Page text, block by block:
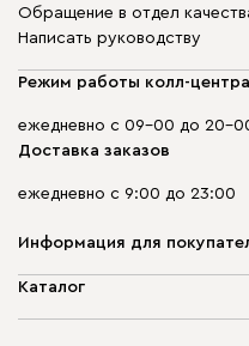
Обращение в отдел
Написать руководству
Режим работы колл-центра
ежедневно с 09-00 до 20-
Доставка заказов
ежедневно с 9:00 до 23:00
Информация для
О компании
Каталог